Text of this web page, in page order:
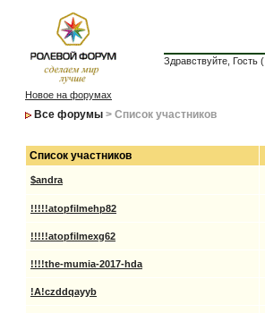
Здравствуйте, Гость (
Новое на форумах
Все форумы > Список участников
Список участников
$andra
!!!!!atopfilmehp82
!!!!!atopfilmexg62
!!!!the-mumia-2017-hda
!A!czddqayyb